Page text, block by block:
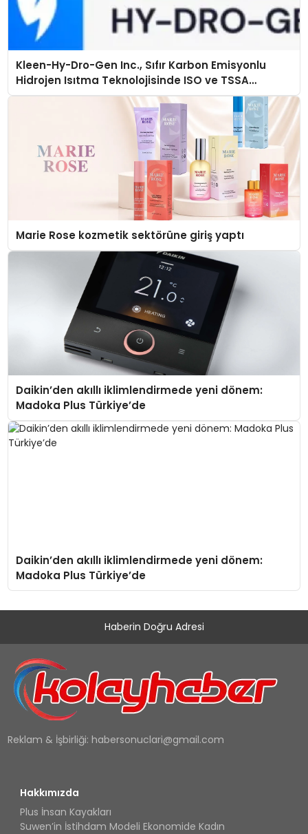
Kleen-Hy-Dro-Gen Inc., Sıfır Karbon Emisyonlu
Hidrojen Isıtma Teknolojisinde ISO ve TSSA
Düzenleyici Onaylarını Aldı
Marie Rose kozmetik sektörüne giriş yaptı
Daikin’den akıllı iklimlendirmede yeni dönem:
Madoka Plus Türkiye’de
Daikin’den akıllı iklimlendirmede yeni dönem:
Madoka Plus Türkiye’de
Haberin Doğru Adresi
Reklam & İşbirliği: habersonuclari@gmail.com
Hakkımızda
Plus İnsan Kayakları
Suwen’in İstihdam Modeli Ekonomide Kadın